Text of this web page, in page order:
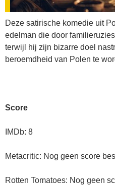
Deze satirische komedie uit
edelman die door
terwijl hij zijn bizarre doel
beroemdheid van Polen te
Score
IMDb: 8
Metacritic: Nog geen score
Rotten Tomatoes: Nog geen